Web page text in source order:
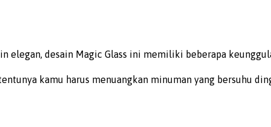
elegan, desain Magic Glass ini memiliki beberapa
kamu harus menuangkan minuman yang bersuhu